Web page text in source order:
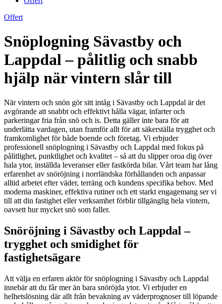
Offert
Snöplogning Sävastby och
Lappdal – pålitlig och snabb
hjälp när vintern slår till
När vintern och snön gör sitt intåg i Sävastby och Lappdal är det
avgörande att snabbt och effektivt hålla vägar, infarter och
parkeringar fria från snö och is. Detta gäller inte bara för att
underlätta vardagen, utan framför allt för att säkerställa trygghet och
framkomlighet för både boende och företag. Vi erbjuder
professionell snöplogning i Sävastby och Lappdal med fokus på
pålitlighet, punktlighet och kvalitet – så att du slipper oroa dig över
hala ytor, inställda leveranser eller fastkörda bilar. Vårt team har lång
erfarenhet av snöröjning i norrländska förhållanden och anpassar
alltid arbetet efter väder, terräng och kundens specifika behov. Med
moderna maskiner, effektiva rutiner och ett starkt engagemang ser vi
till att din fastighet eller verksamhet förblir tillgänglig hela vintern,
oavsett hur mycket snö som faller.
Snöröjning i Sävastby och Lappdal –
trygghet och smidighet för
fastighetsägare
Att välja en erfaren aktör för snöplogning i Sävastby och Lappdal
innebär att du får mer än bara snöröjda ytor. Vi erbjuder en
helhetslösning där allt från bevakning av väderprognoser till löpande